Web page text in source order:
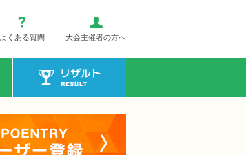
よくある質問 大会主催者の方へ
リザルト